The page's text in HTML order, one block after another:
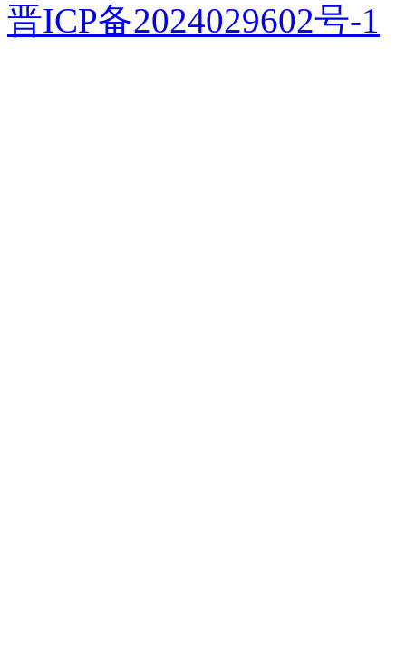
晋ICP备2024029602号-1